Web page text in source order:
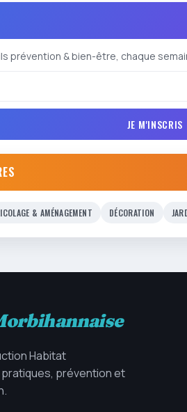
prévention & bien-être, chaque
JE M'INSCRIS
& AMÉNAGEMENT DÉCORATION
Habitat
prévention et